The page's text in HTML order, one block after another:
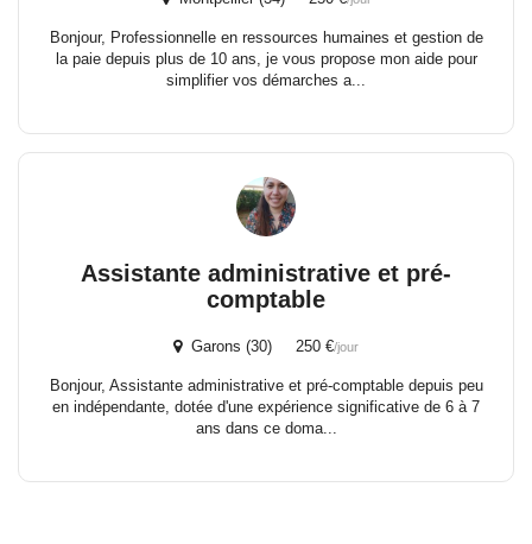
Bonjour, Professionnelle en ressources humaines et gestion de
la paie depuis plus de 10 ans, je vous propose mon aide pour
simplifier vos démarches a...
Assistante administrative et pré-
comptable
Garons (30) 250 €/jour
Bonjour, Assistante administrative et pré-comptable depuis peu
en indépendante, dotée d'une expérience significative de 6 à 7
ans dans ce doma...